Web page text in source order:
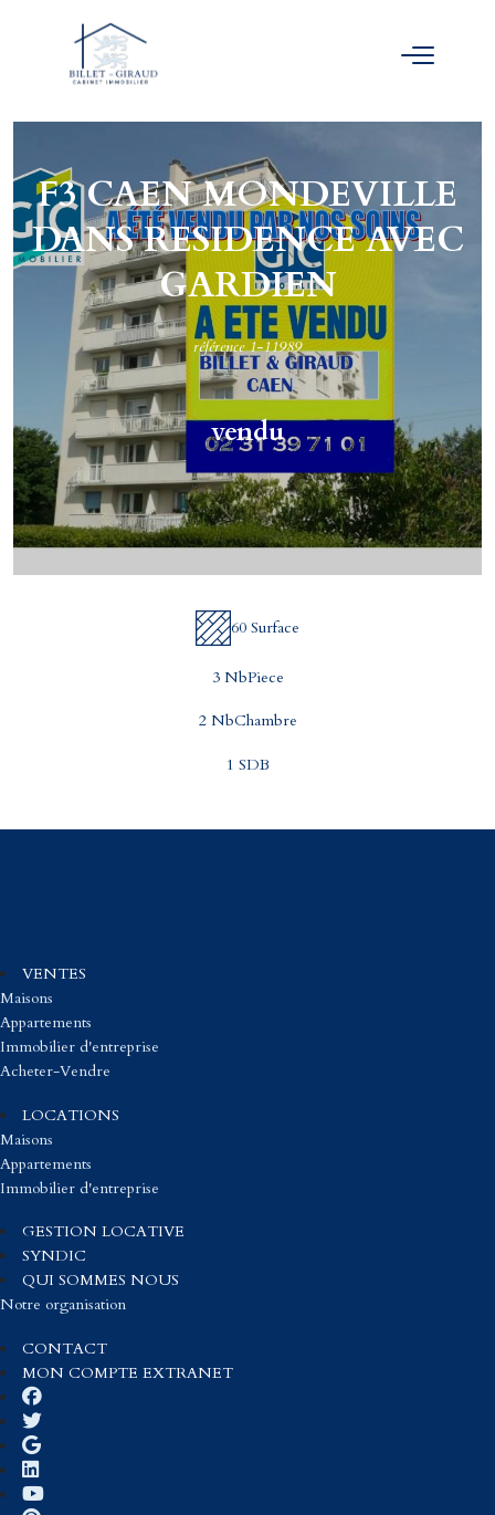
F3 CAEN MONDEVILLE
DANS RESIDENCE AVEC
GARDIEN
référence 1-11989
vendu
60 Surface
3 NbPiece
2 NbChambre
1 SDB
VENTES
Maisons
Appartements
Immobilier d'entreprise
Acheter-Vendre
LOCATIONS
Maisons
Appartements
Immobilier d'entreprise
GESTION LOCATIVE
SYNDIC
QUI SOMMES NOUS
Notre organisation
CONTACT
MON COMPTE EXTRANET